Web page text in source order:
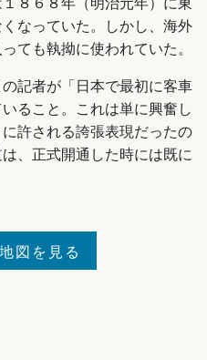
なっていた。しかし、海外
ても執拗に使われていた。
記者が「日本で最初に客車
ること。これは単に興奮し
許される誇張表現だったの
、正式開通した時には既に
図を見る